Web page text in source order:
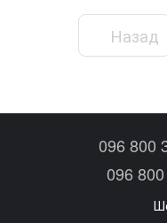
Назад
096 800
096